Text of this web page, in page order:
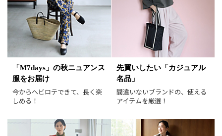
価格 円～ 円
表示オプション
新着
再入荷
ラスト1
「M7days」の秋ニュアンス
服をお届け
今からヘビロテできて、長く楽
しめる！
先買いしたい「カジュアル
名品」
間違いないブランドの、使える
アイテムを厳選！